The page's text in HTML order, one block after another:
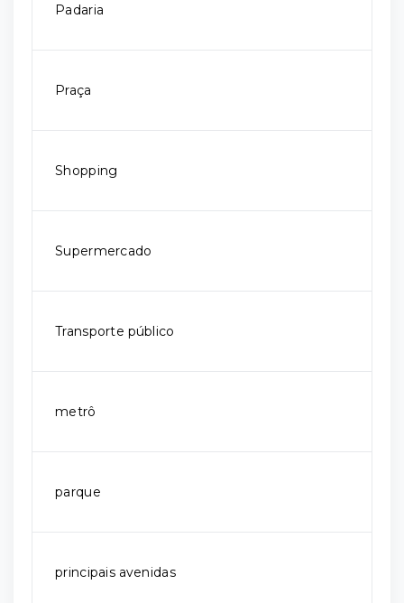
Padaria
Praça
Shopping
Supermercado
Transporte público
metrô
parque
principais avenidas